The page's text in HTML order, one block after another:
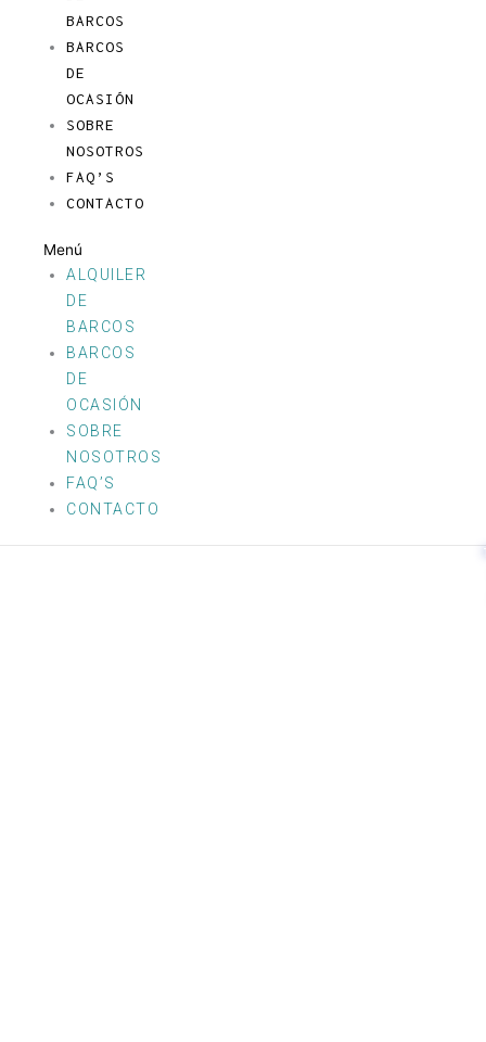
BARCOS
BARCOS
DE
OCASIÓN
SOBRE
NOSOTROS
FAQ’S
CONTACTO
Menú
ALQUILER
DE
BARCOS
BARCOS
DE
OCASIÓN
SOBRE
NOSOTROS
FAQ’S
CONTACTO